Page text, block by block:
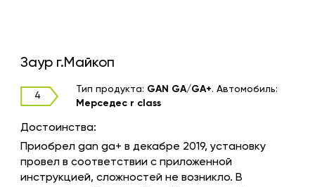
Заур г.Майкоп
4
Тип продукта: GAN GA/GA+. Автомобиль:
Мерседес r class
Достоинства:
Приобрел gan ga+ в декабре 2019, установку
провел в соответствии с приложенной
инструкцией, сложностей не возникло. В